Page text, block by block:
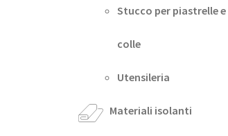
Stucco per piastrelle e
colle
Utensileria
Materiali isolanti